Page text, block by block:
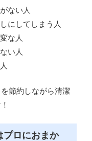
ない人
にしてしまう人
な人
い人
節約しながら清潔
プロにおまか